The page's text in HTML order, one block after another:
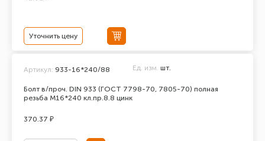
Уточнить цену
Болт в/проч. DIN 933 (ГОСТ 7798-70, 7805-70) полная
резьба М16*240 кл.пр.8.8 цинк
Артикул: 933-16*240/88 Ед. изм. шт.
370.37 ₽